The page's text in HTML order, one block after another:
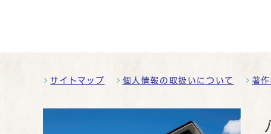
サイトマップ 個人情報の取扱いについて 著